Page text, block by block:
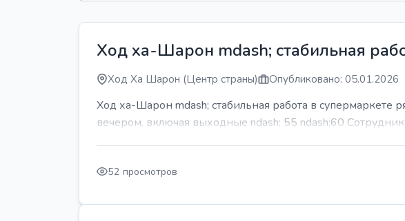
Ход ха-Шарон mdash; стабильная
Ход Ха Шарон (Центр страны) Опубликовано: 05.01.2026
Ход ха-Шарон mdash; стабильная работа в
вечером, включая выходные ndash; 55 ndash;60
52 просмотров